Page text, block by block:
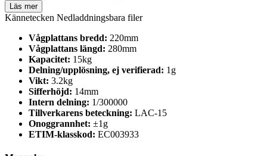
Läs mer
Kännetecken Nedladdningsbara filer
Vågplattans bredd: 220mm
Vågplattans längd: 280mm
Kapacitet: 15kg
Delning/upplösning, ej verifierad: 1g
Vikt: 3.2kg
Sifferhöjd: 14mm
Intern delning: 1/300000
Tillverkarens beteckning: LAC-15
Onoggrannhet: ±1g
ETIM-klasskod: EC003933